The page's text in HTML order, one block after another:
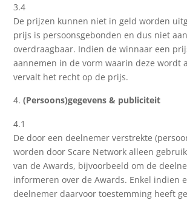
3.4
De prijzen kunnen niet in geld worden
prijs is persoonsgebonden en dus niet
overdraagbaar. Indien de winnaar een
aannemen in de vorm waarin deze wordt
vervalt het recht op de prijs.
(Persoons)gegevens & publiciteit
4.1
De door een deelnemer verstrekte
worden door Scare Network alleen
van de Awards, bijvoorbeeld om de
informeren over de Awards. Enkel indien
deelnemer daarvoor toestemming heeft